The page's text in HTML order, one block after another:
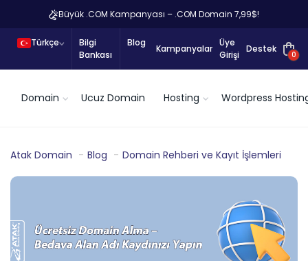
Büyük .COM Kampanyası – .COM Domain 7,99$!
Türkçe
Bilgi
Bankası
Blog
Kampanyalar
Üye
Girişi
Destek
0
Domain Ucuz Domain Hosting Wordpress
Atak Domain Blog Domain Rehberi ve Kayıt İşlemleri